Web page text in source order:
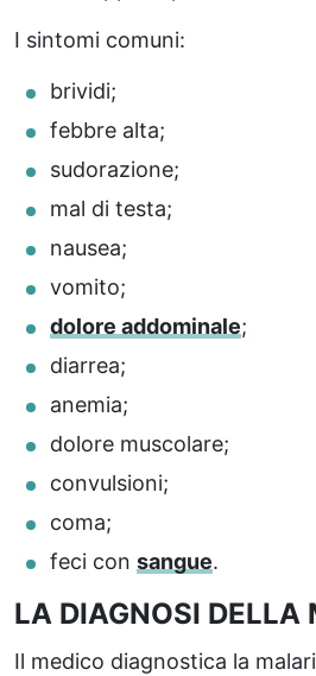
I sintomi comuni:
brividi;
febbre alta;
sudorazione;
mal di testa;
nausea;
vomito;
dolore addominale;
diarrea;
anemia;
dolore muscolare;
convulsioni;
coma;
feci con sangue.
LA DIAGNOSI DELLA
Il medico diagnostica la